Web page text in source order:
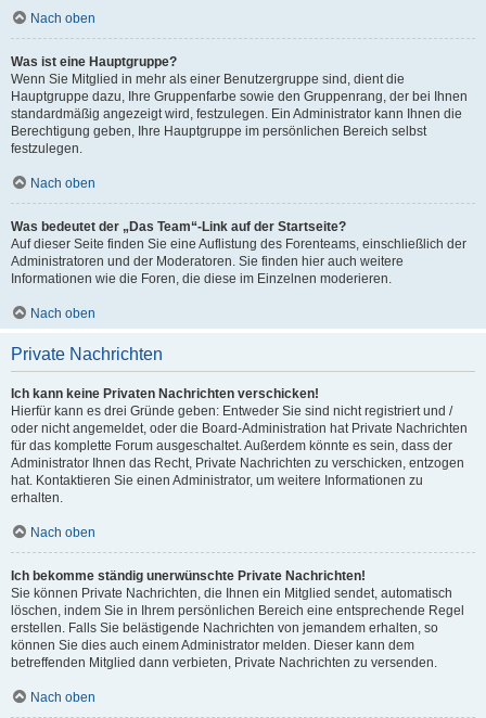
Nach oben
Was ist eine Hauptgruppe?
Wenn Sie Mitglied in mehr als einer Benutzergruppe sind, dient die
Hauptgruppe dazu, Ihre Gruppenfarbe sowie den Gruppenrang, der bei Ihnen
standardmäßig angezeigt wird, festzulegen. Ein Administrator kann Ihnen die
Berechtigung geben, Ihre Hauptgruppe im persönlichen Bereich selbst
festzulegen.
Nach oben
Was bedeutet der „Das Team“-Link auf der Startseite?
Auf dieser Seite finden Sie eine Auflistung des Forenteams, einschließlich der
Administratoren und der Moderatoren. Sie finden hier auch weitere
Informationen wie die Foren, die diese im Einzelnen moderieren.
Nach oben
Private Nachrichten
Ich kann keine Privaten Nachrichten verschicken!
Hierfür kann es drei Gründe geben: Entweder Sie sind nicht registriert und /
oder nicht angemeldet, oder die Board-Administration hat Private Nachrichten
für das komplette Forum ausgeschaltet. Außerdem könnte es sein, dass der
Administrator Ihnen das Recht, Private Nachrichten zu verschicken, entzogen
hat. Kontaktieren Sie einen Administrator, um weitere Informationen zu
erhalten.
Nach oben
Ich bekomme ständig unerwünschte Private Nachrichten!
Sie können Private Nachrichten, die Ihnen ein Mitglied sendet, automatisch
löschen, indem Sie in Ihrem persönlichen Bereich eine entsprechende Regel
erstellen. Falls Sie belästigende Nachrichten von jemandem erhalten, so
können Sie dies auch einem Administrator melden. Dieser kann dem
betreffenden Mitglied dann verbieten, Private Nachrichten zu versenden.
Nach oben